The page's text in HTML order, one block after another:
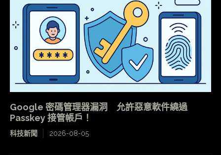
Google 密碼管理器漏洞 允許惡意軟件繞過
Passkey 接管帳戶！
科技新聞 2026-08-05